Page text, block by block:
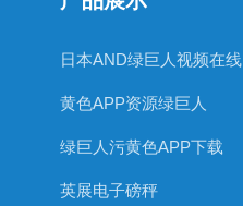
黄色APP资源绿巨人
绿巨人污黄色APP下载
英展电子磅秤